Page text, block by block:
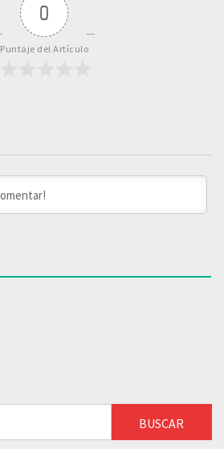
0
Puntaje del Artículo